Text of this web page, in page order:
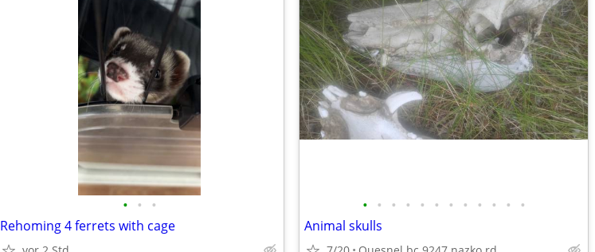
• • •
Rehoming 4 ferrets with cage
• • • • • • • • • • • •
Animal skulls